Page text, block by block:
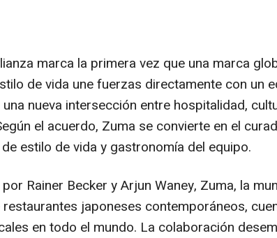
marca la primera vez que una marca
de vida une fuerzas directamente con un
nueva intersección entre hospitalidad,
el acuerdo, Zuma se convierte en el
estilo de vida y gastronomía del equipo.
Rainer Becker y Arjun Waney, Zuma, la
japoneses contemporáneos,
en todo el mundo. La colaboración